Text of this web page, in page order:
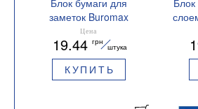
заметок Buromax
Листья BM.2367-99
Цена
19.44 грн
штука
КУПИТЬ